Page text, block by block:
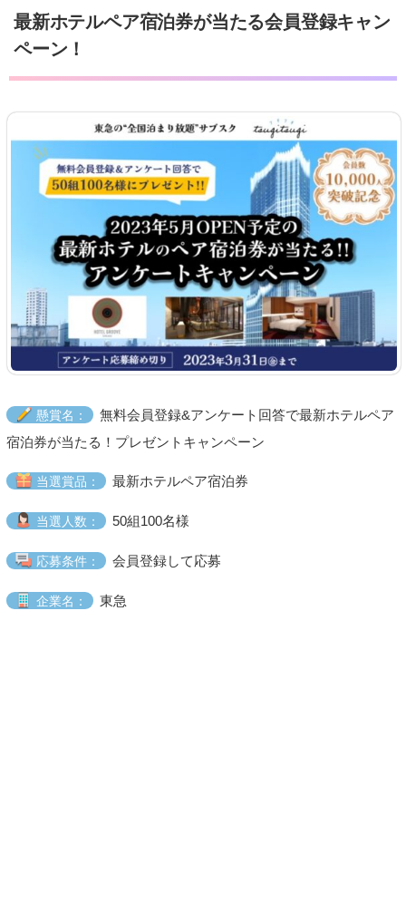
最新ホテルペア宿泊券が当たる会員登録キャン
ペーン！
懸賞名：
無料会員登録&アンケート回答で最新ホテルペア
宿泊券が当たる！プレゼントキャンペーン
当選賞品： 最新ホテルペア宿泊券
当選人数： 50組100名様
応募条件： 会員登録して応募
企業名： 東急